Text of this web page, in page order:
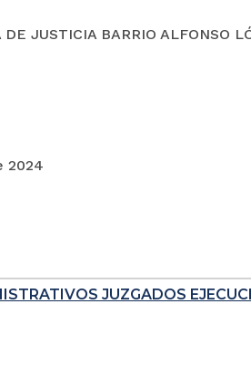
JUSTICIA BARRIO ALFONSO
2024
JUZGADOS